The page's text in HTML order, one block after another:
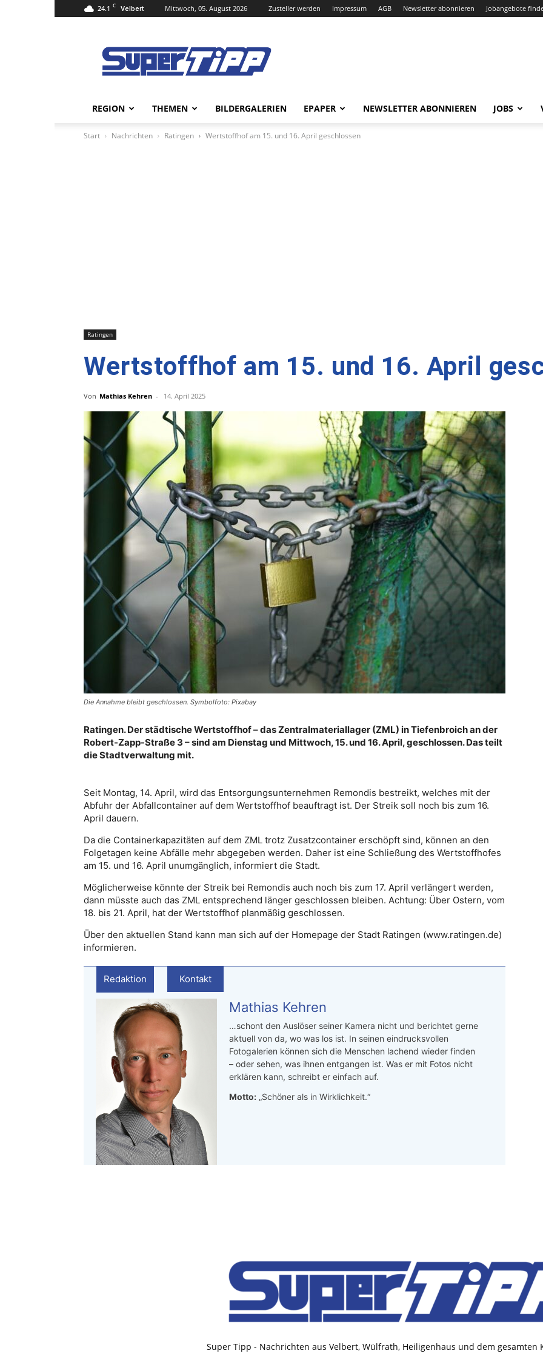
24.1 C Velbert Mittwoch, 05. August 2026 Zusteller werden Impressum AGB Newsletter abonnieren Jobangebote
Tipp
Online
REGION THEMEN BILDERGALERIEN EPAPER NEWSLETTER ABONNIEREN JOBS
Start Nachrichten Ratingen Wertstoffhof am 15. und 16. April geschlossen
Ratingen
Wertstoffhof am 15. und 16. April
Von Mathias Kehren - 14. April 2025
Die Annahme bleibt geschlossen. Symbolfoto: Pixabay
Ratingen. Der städtische Wertstoffhof – das Zentralmateriallager (ZML) in Tiefenbroich an der
Robert-Zapp-Straße 3 – sind am Dienstag und Mittwoch, 15. und 16. April, geschlossen. Das teilt
die Stadtverwaltung mit.
Seit Montag, 14. April, wird das Entsorgungsunternehmen Remondis bestreikt, welches mit der
Abfuhr der Abfallcontainer auf dem Wertstoffhof beauftragt ist. Der Streik soll noch bis zum 16.
April dauern.
Da die Containerkapazitäten auf dem ZML trotz Zusatzcontainer erschöpft sind, können an den
Folgetagen keine Abfälle mehr abgegeben werden. Daher ist eine Schließung des Wertstoffhofes
am 15. und 16. April unumgänglich, informiert die Stadt.
Möglicherweise könnte der Streik bei Remondis auch noch bis zum 17. April verlängert werden,
dann müsste auch das ZML entsprechend länger geschlossen bleiben. Achtung: Über Ostern, vom
18. bis 21. April, hat der Wertstoffhof planmäßig geschlossen.
Über den aktuellen Stand kann man sich auf der Homepage der Stadt Ratingen (www.ratingen.de)
informieren.
Redaktion Kontakt
Mathias Kehren
…schont den Auslöser seiner Kamera nicht und berichtet gerne
aktuell von da, wo was los ist. In seinen eindrucksvollen
Fotogalerien können sich die Menschen lachend wieder finden
– oder sehen, was ihnen entgangen ist. Was er mit Fotos nicht
erklären kann, schreibt er einfach auf.
Motto: „Schöner als in Wirklichkeit.“
Super Tipp - Nachrichten aus Velbert, Wülfrath, Heiligenhaus und dem gesamten